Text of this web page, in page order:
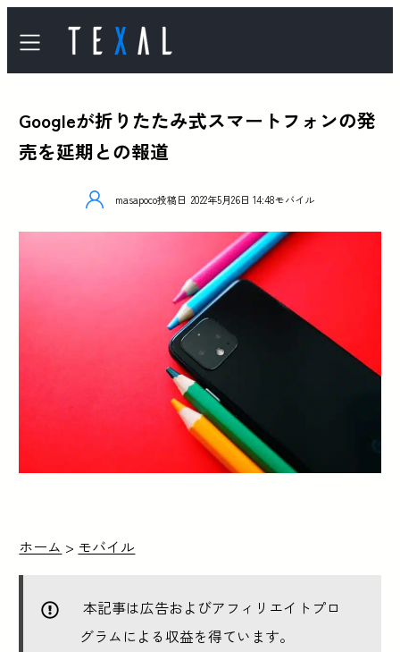
Googleが折りたたみ式スマートフォンの発
売を延期との報道
masapoco投稿日 2022年5月26日 14:48モバイル
ホーム > モバイル
本記事は広告およびアフィリエイトプロ
グラムによる収益を得ています。